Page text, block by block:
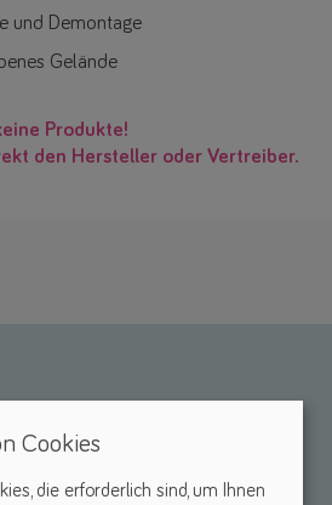
und Demontage
Gelände
Produkte!
den Hersteller oder Vertreiber.
Cookies
die erforderlich sind, um Ihnen